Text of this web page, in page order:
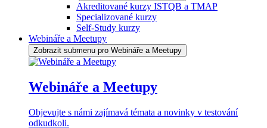
Akreditované kurzy ISTQB a TMAP
Specializované kurzy
Self-Study kurzy
Webináře a Meetupy
Zobrazit submenu pro Webináře a Meetupy
Webináře a Meetupy
Objevujte s námi zajímavá témata a novinky v testování
odkudkoli.